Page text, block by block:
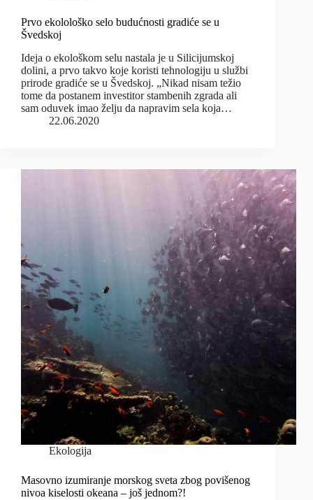
Prvo ekolološko selo budućnosti gradiće se u
Švedskoj
Ideja o ekološkom selu nastala je u Silicijumskoj
dolini, a prvo takvo koje koristi tehnologiju u službi
prirode gradiće se u Švedskoj. „Nikad nisam težio
tome da postanem investitor stambenih zgrada ali
sam oduvek imao želju da napravim sela koja…
22.06.2020
Ekologija
Masovno izumiranje morskog sveta zbog povišenog
nivoa kiselosti okeana – još jednom?!